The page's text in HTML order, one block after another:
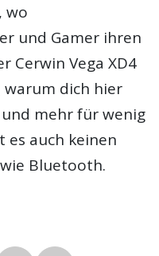
wo
und Gamer ihren
Cerwin Vega XD4
dich hier
mehr für wenig
es auch keinen
Bluetooth.